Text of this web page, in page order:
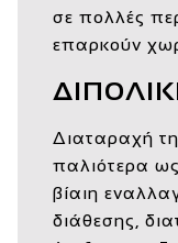
σε πολλές
επαρκούν
Διαταραχή
παλιότερα
βίαιη
διάθεσης,